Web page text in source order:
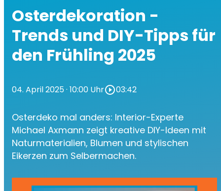
Osterdekoration -
Trends und DIY-Tipps für
den Frühling 2025
04. April 2025· 10:00 Uhrplay_circle_outline03:42
Osterdeko mal anders: Interior-Experte
Michael Axmann zeigt kreative DIY-Ideen mit
Naturmaterialien, Blumen und stylischen
Eikerzen zum Selbermachen.